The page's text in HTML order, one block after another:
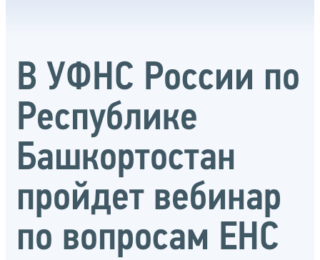
В УФНС России по
Республике
Башкортостан
пройдет вебинар
по вопросам ЕНС